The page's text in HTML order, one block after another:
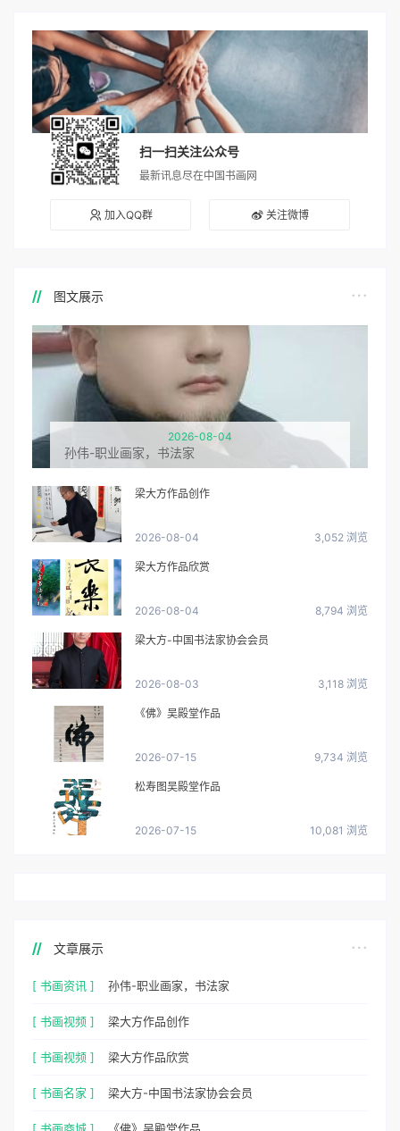
扫一扫关注公众号
最新讯息尽在中国书画网
加入QQ群 关注微博
图文展示
2026-08-04
孙伟-职业画家，书法家
梁大方作品创作
2026-08-04 3,052 浏览
梁大方作品欣赏
2026-08-04 8,794 浏览
梁大方-中国书法家协会会员
2026-08-03 3,118 浏览
《佛》吴殿堂作品
2026-07-15 9,734 浏览
松寿图吴殿堂作品
2026-07-15 10,081 浏览
文章展示
[ 书画资讯 ] 孙伟-职业画家，书法家
[ 书画视频 ] 梁大方作品创作
[ 书画视频 ] 梁大方作品欣赏
[ 书画名家 ] 梁大方-中国书法家协会会员
[ 书画商城 ] 《佛》吴殿堂作品